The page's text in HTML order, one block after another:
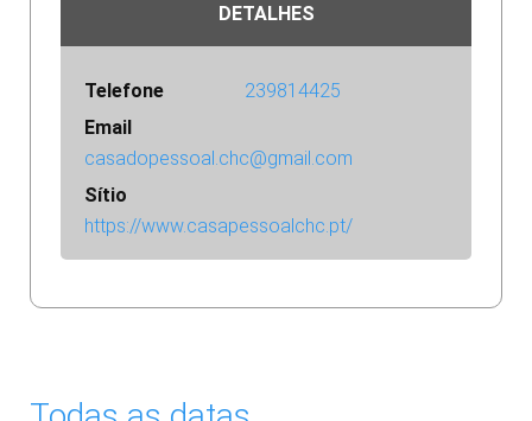
DETALHES
Telefone
239814425
Email
casadopessoal.chc@gmail.com
Sítio
https://www.casapessoalchc.pt/